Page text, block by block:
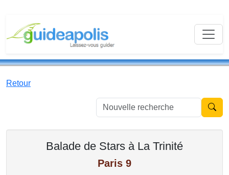
Retour
Balade de Stars à La Trinité
Paris 9